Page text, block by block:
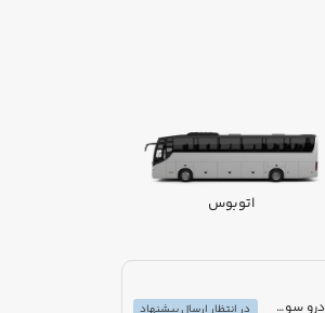
اتوبوس
مزایده دولتی تعداد 3 دستگاه خودرو سواری